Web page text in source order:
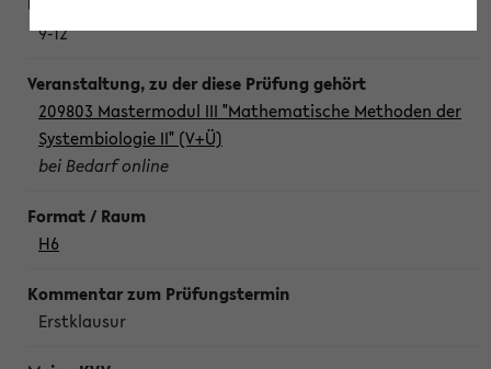
9-12
209803 Mastermodul III "Mathematische Methoden der
Systembiologie II" (V+Ü)
bei Bedarf online
H6
Erstklausur